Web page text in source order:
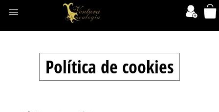

Política de cookies